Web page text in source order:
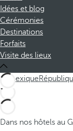
Idées et blog
Cérémonies
Destinations
Forfaits
Visite des lieux
All Mexique
Dans nos hôtels au